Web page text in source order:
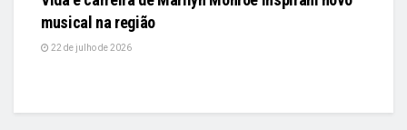
musical na região
22 de julho de 2026